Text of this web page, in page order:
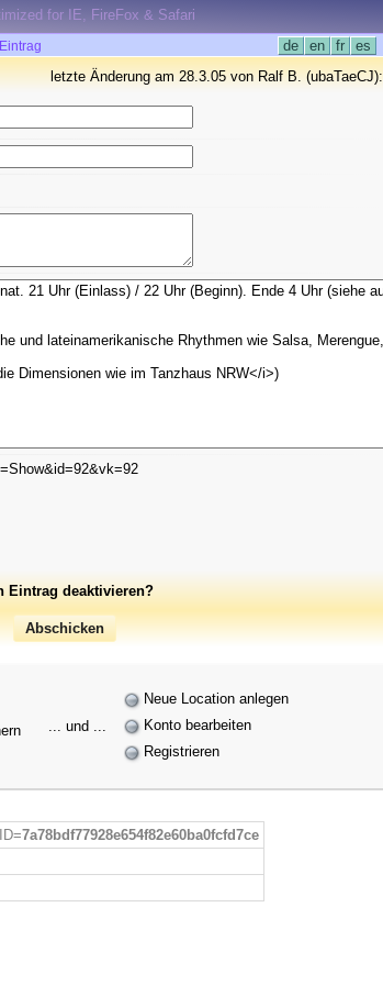
for IE, FireFox & Safari
de en fr es
letzte Änderung am 28.3.05 von Ralf B. (ubaTaeCJ):
Eintrag deaktivieren?
... und ...
Neue Location anlegen
Konto bearbeiten
Registrieren
7a78bdf77928e654f82e60ba0fcfd7ce